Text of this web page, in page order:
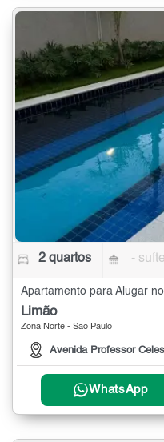
2 quartos - suíte
Apartamento para Alugar
Limão
Zona Norte - São Paulo
Avenida Professor Celestino
WhatsApp